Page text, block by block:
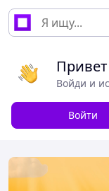
Привет
Войди и
Войти